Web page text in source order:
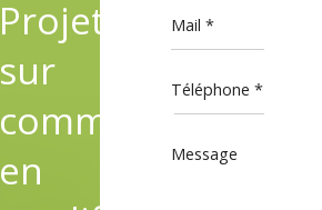
Projets
sur
commande,
en
Mail
Téléphone
Message